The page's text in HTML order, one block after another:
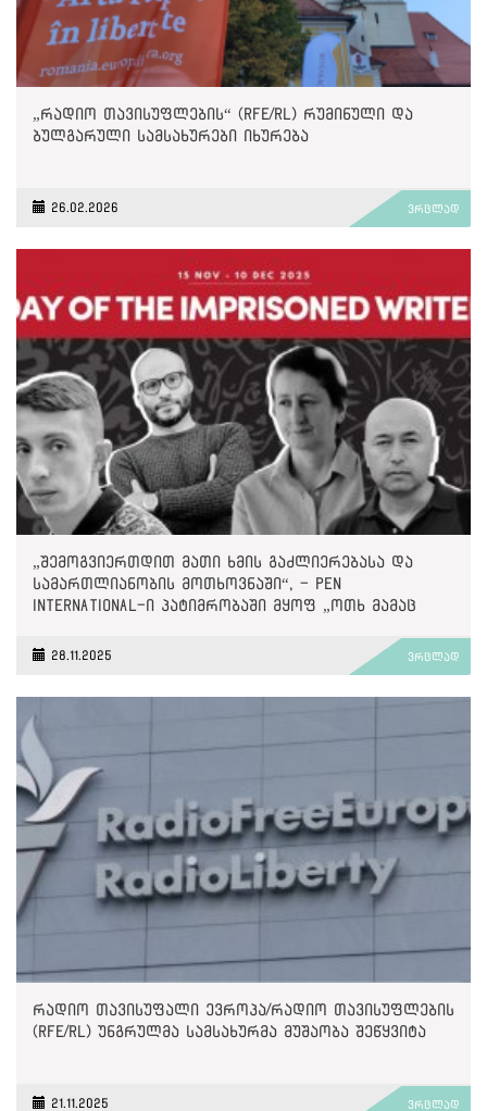
„რადიო თავისუფლების“ (RFE/RL) რუმინული და
ბულგარული სამსახურები იხურება
26.02.2026 ვრცლად
„შემოგვიერთდით მათი ხმის გაძლიერებასა და
სამართლიანობის მოთხოვნაში“, - PEN
International-ი პატიმრობაში მყოფ „ოთხ მამაც
28.11.2025 ვრცლად
რადიო თავისუფალი ევროპა/რადიო თავისუფლების
(RFE/RL) უნგრულმა სამსახურმა მუშაობა შეწყვიტა
21.11.2025 ვრცლად